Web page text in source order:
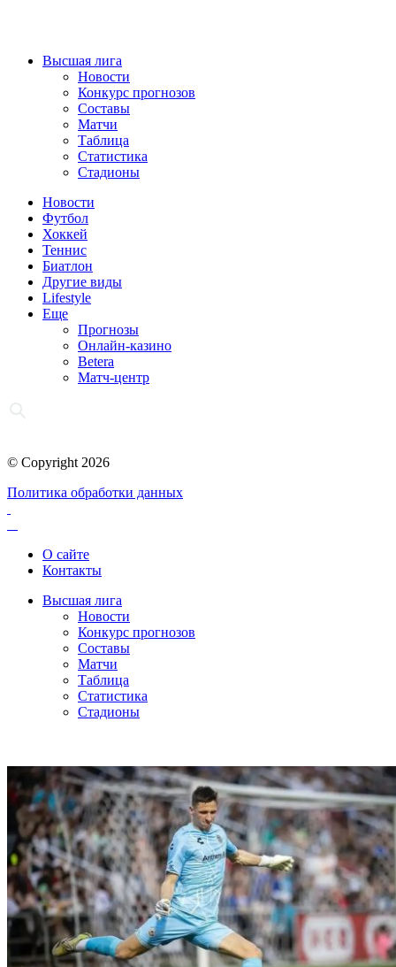
Высшая лига
Новости
Конкурс прогнозов
Составы
Матчи
Таблица
Статистика
Стадионы
Новости
Футбол
Хоккей
Теннис
Биатлон
Другие виды
Lifestyle
Еще
Прогнозы
Онлайн-казино
Betera
Матч-центр
© Copyright 2026
Политика обработки данных
О сайте
Контакты
Высшая лига
Новости
Конкурс прогнозов
Составы
Матчи
Таблица
Статистика
Стадионы